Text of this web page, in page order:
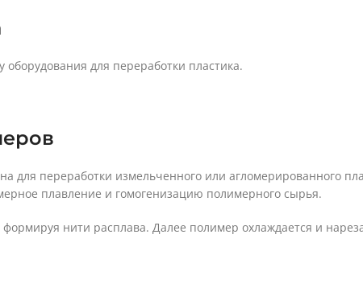
для переработки пластика.
для переработки измельченного или агломерированного
плавление и гомогенизацию полимерного сырья.
нити расплава. Далее полимер охлаждается и